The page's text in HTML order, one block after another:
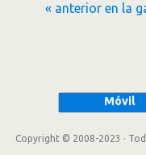
« anterior en la
Móvil
Copyright © 2008-2023 ·